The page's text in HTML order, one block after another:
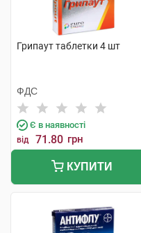
Грипаут таблетки 4 шт
ФДС
Є в наявності
від 71.80 грн
КУПИТИ